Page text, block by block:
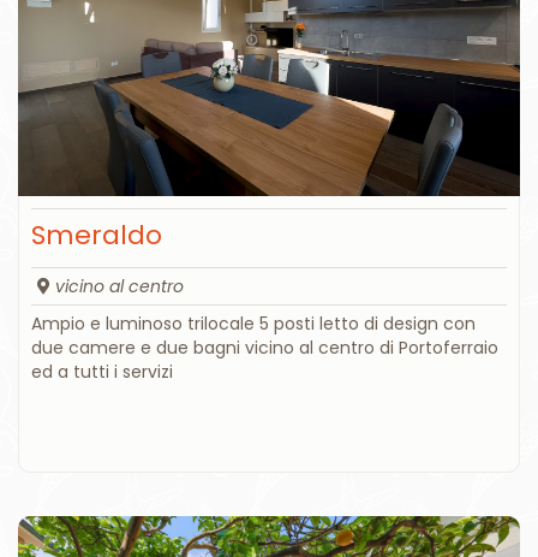
Smeraldo
vicino al centro
Ampio e luminoso trilocale 5 posti letto di design con
due camere e due bagni vicino al centro di Portoferraio
ed a tutti i servizi